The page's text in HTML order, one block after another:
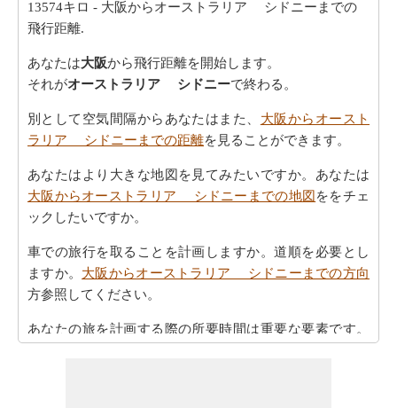
13574キロ - 大阪からオーストラリア シドニーまでの
飛行距離.
あなたは大阪から飛行距離を開始します。
それがオーストラリア シドニーで終わる。
別として空気間隔からあなたはまた、 大阪からオースト
ラリア シドニーまでの距離を見ることができます。
あなたはより大きな地図を見てみたいですか。あなたは
大阪からオーストラリア シドニーまでの地図ををチェ
ックしたいですか。
車での旅行を取ることを計画しますか。道順を必要とし
ますか。 大阪からオーストラリア シドニーまでの方向
方参照してください。
あなたの旅を計画する際の所要時間は重要な要素です。